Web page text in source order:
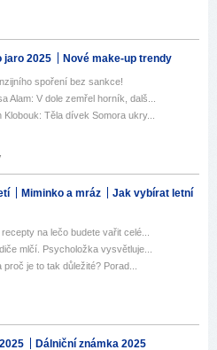
jaro 2025 Nové make-up trendy
spoření bez sankce!
Alam: V dole zemřel horník, dalš...
Těla dívek Somora ukry...
Miminko a mráz
Jak vybírat letní
na lečo budete vařit celé...
mlčí. Psycholožka vysvětluje...
je to tak důležité? Porad...
Dálniční známka 2025